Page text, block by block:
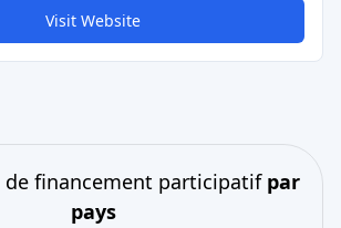
Visit Website
de financement participatif par
pays